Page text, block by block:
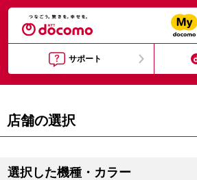
サポート
店舗の選択
選択した機種・カラー